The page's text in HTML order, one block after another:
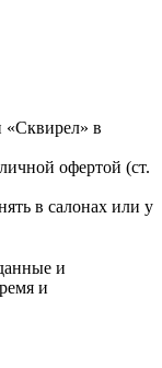
в
офертой (ст.
в салонах или у
и
и